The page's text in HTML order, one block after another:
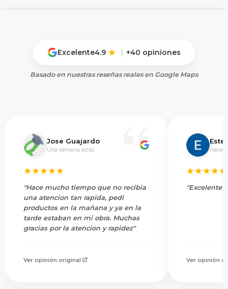
Excelente4.9 | +40 opiniones
Basado en nuestras reseñas reales en Google Maps
Jose Guajardo
Una semana atrás
"Hace mucho tiempo que no recibia
una atencion tan rapida, pedi
productos en la mañana y ya en la
tarde estaban en mi obra. Muchas
gracias por la atencion y rapidez"
Ver opinión original
Hace
"Excelente
Ver opinión